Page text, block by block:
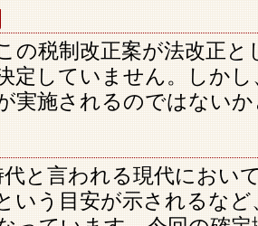
の税制改正案が法改正
定していません。しか
実施されるのではない
代と言われる現代におい
いう目安が示されるな